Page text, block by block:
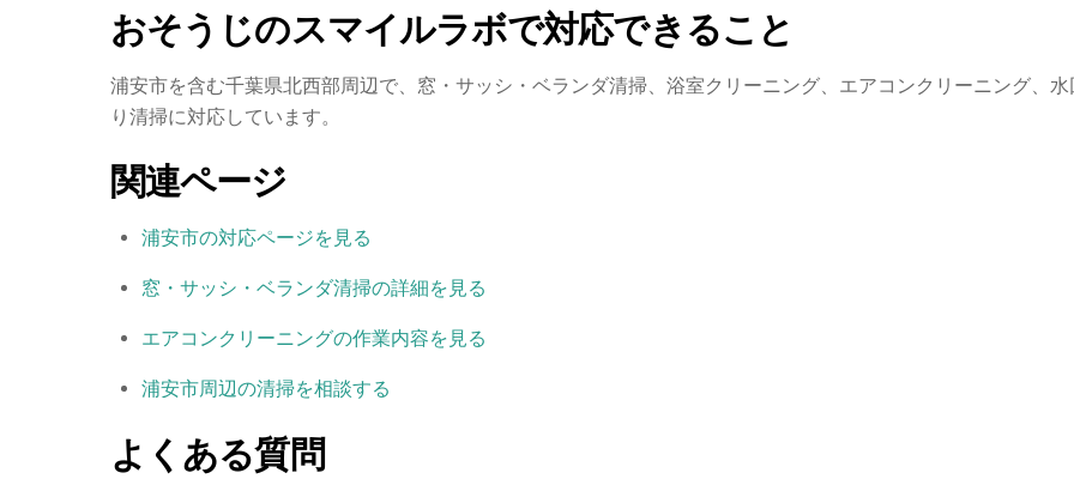
おそうじのスマイルラボで対応できること
浦安市を含む千葉県北西部周辺で、窓・サッシ・ベランダ清掃、浴室クリーニング、エアコンクリーニング、水
り清掃に対応しています。
関連ページ
浦安市の対応ページを見る
窓・サッシ・ベランダ清掃の詳細を見る
エアコンクリーニングの作業内容を見る
浦安市周辺の清掃を相談する
よくある質問